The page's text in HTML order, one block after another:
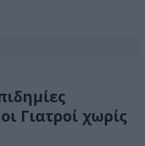
Γιατροί χωρίς